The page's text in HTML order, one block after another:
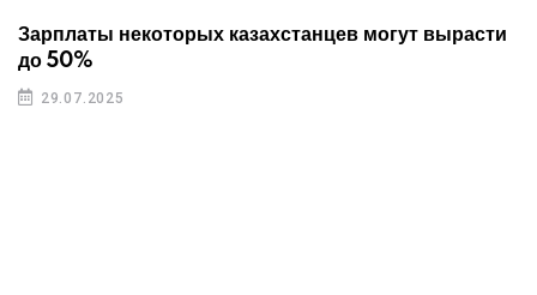
Зарплаты некоторых казахстанцев могут вырасти
до 50%
29.07.2025